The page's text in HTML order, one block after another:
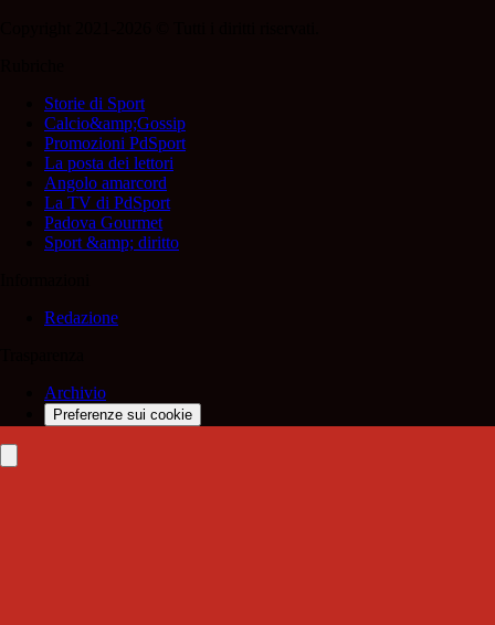
Storie di Sport
Calcio&amp;Gossip
Promozioni PdSport
La posta dei lettori
Angolo amarcord
La TV di PdSport
Padova Gourmet
Sport &amp; diritto
Redazione
Archivio
Preferenze sui cookie